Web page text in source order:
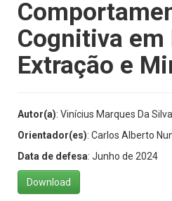
Cognitiva em
Extração e
Autor(a): Vinícius Marques Da
Orientador(es): Carlos Alberto
Data de defesa: Junho de 2024
Download